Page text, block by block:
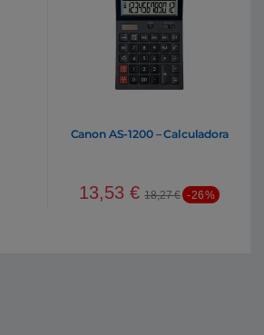
Canon AS-1200 – Calculadora
13,53 € 18,27€ -26%